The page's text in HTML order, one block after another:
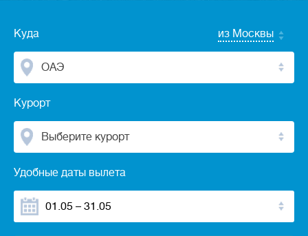
Куда из Москвы
ОАЭ
Курорт
Выберите курорт
Удобные даты вылета